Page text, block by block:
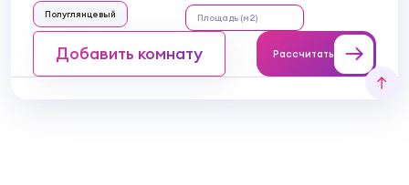
Полуглянцевый
Добавить комнату Рассчитать